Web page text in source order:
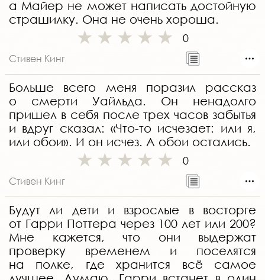
а Майер не может написать достойную
страшилку. Она не очень хороша.
0
Стивен Кинг
Больше всего меня поразил рассказ
о смерти Уайльда. Он ненадолго
пришел в себя после трех часов забытья
и вдруг сказал: «Что-то исчезает: или я,
или обои». И он исчез. А обои остались.
0
Стивен Кинг
Будут ли дети и взрослые в восторге
от Гарри Поттера через 100 лет или 200?
Мне кажется, что они выдержат
проверку временем и поселятся
на полке, где хранится всё самое